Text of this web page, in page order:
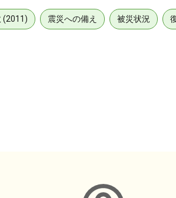
(2011) 震災への備え 被災状況